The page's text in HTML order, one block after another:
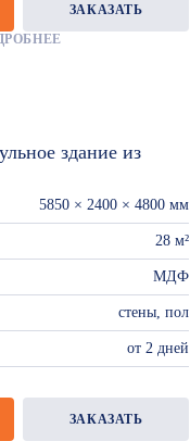
ЗАКАЗАТЬ
здание из
5850 × 2400 × 4800 мм
28 м²
МДФ
стены, пол
от 2 дней
ЗАКАЗАТЬ